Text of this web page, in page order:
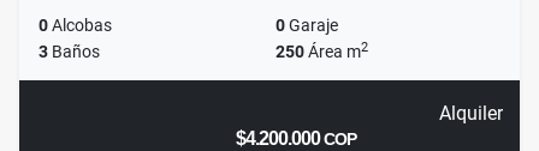
0Alcobas 0Garaje
3 Baños 250Área m2
Alquiler
$4.200.000COP